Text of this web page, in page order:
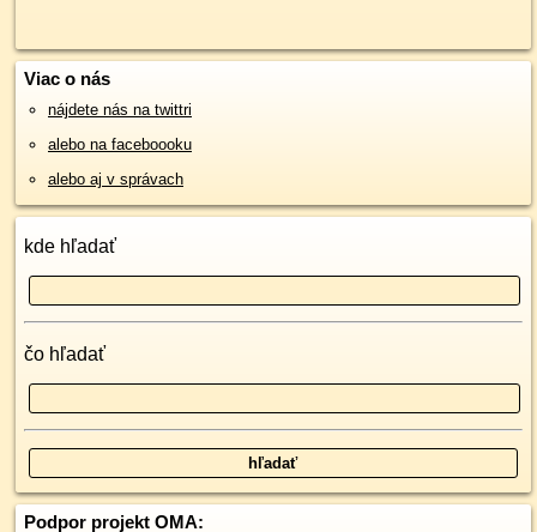
Viac o nás
nájdete nás na twittri
alebo na faceboooku
alebo aj v správach
kde hľadať
čo hľadať
Podpor projekt OMA: